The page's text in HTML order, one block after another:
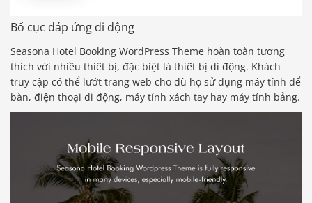
Bố cục đáp ứng di động
Seasona Hotel Booking WordPress Theme hoàn toàn tương
thích với nhiều thiết bị, đặc biệt là thiết bị di động. Khách
truy cập có thể lướt trang web cho dù họ sử dụng máy tính để
bàn, điện thoại di động, máy tính xách tay hay máy tính bảng.